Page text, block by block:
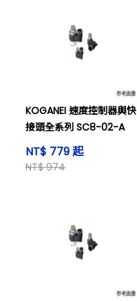
KOGANEI 速度控制器與快
接頭全系列 SC8-02-A
NT$ 779 起
NT$ 974